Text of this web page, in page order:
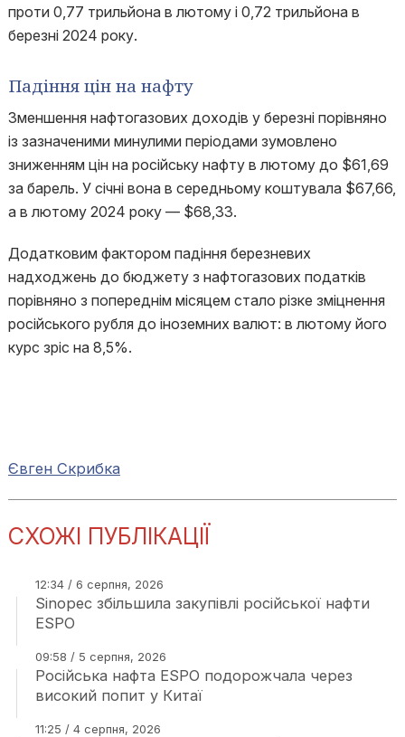
проти 0,77 трильйона в лютому і 0,72 трильйона в
березні 2024 року.
Падіння цін на нафту
Зменшення нафтогазових доходів у березні порівняно
із зазначеними минулими періодами зумовлено
зниженням цін на російську нафту в лютому до $61,69
за барель. У січні вона в середньому коштувала $67,66,
а в лютому 2024 року — $68,33.
Додатковим фактором падіння березневих
надходжень до бюджету з нафтогазових податків
порівняно з попереднім місяцем стало різке зміцнення
російського рубля до іноземних валют: в лютому його
курс зріс на 8,5%.
Євген Скрибка
СХОЖІ ПУБЛІКАЦІЇ
12:34 / 6 серпня, 2026
Sinopec збільшила закупівлі російської нафти
ESPO
09:58 / 5 серпня, 2026
Російська нафта ESPO подорожчала через
високий попит у Китаї
11:25 / 4 серпня, 2026